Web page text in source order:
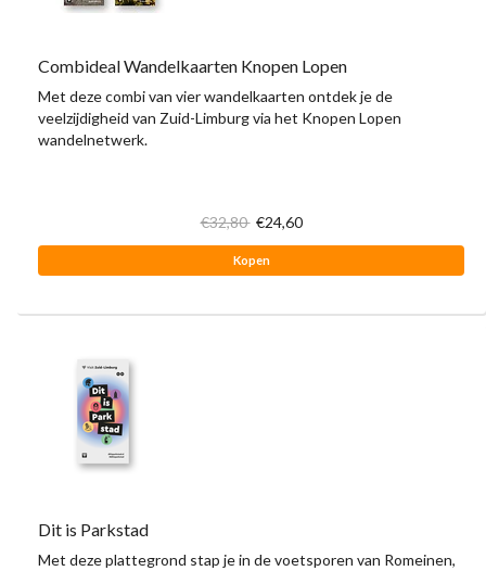
Combideal Wandelkaarten Knopen Lopen
Met deze combi van vier wandelkaarten ontdek je de
veelzijdigheid van Zuid-Limburg via het Knopen Lopen
wandelnetwerk.
€32,80 €24,60
Kopen
Dit is Parkstad
Met deze plattegrond stap je in de voetsporen van Romeinen,